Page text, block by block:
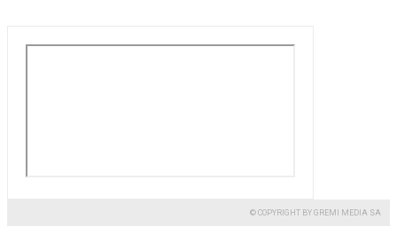
© COPYRIGHT BY GREMI MEDIA SA